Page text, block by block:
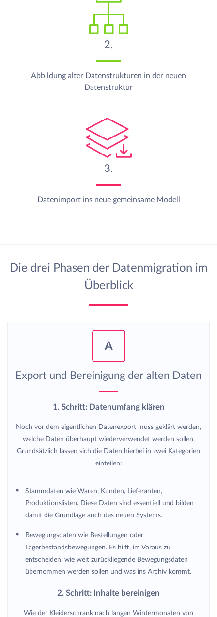
2.
Abbildung alter Datenstrukturen in der neuen
Datenstruktur
3.
Datenimport ins neue gemeinsame Modell
Die drei Phasen der Datenmigration im
Überblick
A
Export und Bereinigung der alten Daten
1. Schritt: Datenumfang klären
Noch vor dem eigentlichen Datenexport muss geklärt werden,
welche Daten überhaupt wiederverwendet werden sollen.
Grundsätzlich lassen sich die Daten hierbei in zwei Kategorien
einteilen:
Stammdaten wie Waren, Kunden, Lieferanten,
Produktionslisten. Diese Daten sind essentiell und bilden
damit die Grundlage auch des neuen Systems.
Bewegungsdaten wie Bestellungen oder
Lagerbestandsbewegungen. Es hilft, im Voraus zu
entscheiden, wie weit zurückliegende Bewegungsdaten
übernommen werden sollen und was ins Archiv kommt.
2. Schritt: Inhalte bereinigen
Wie der Kleiderschrank nach langen Wintermonaten von